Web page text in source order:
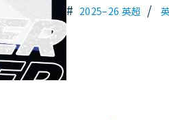
# 2025–26 英超 /